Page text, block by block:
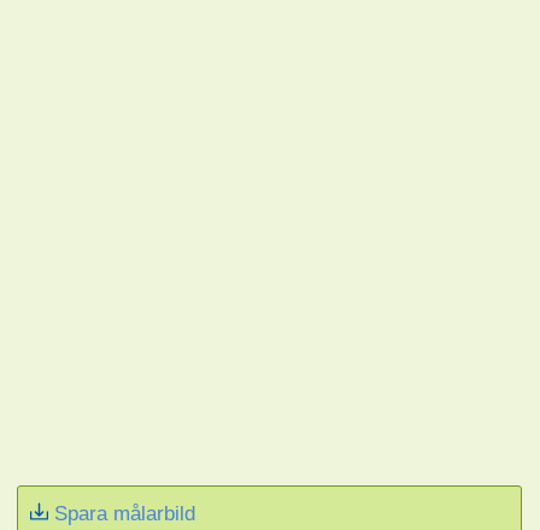
Spara målarbild